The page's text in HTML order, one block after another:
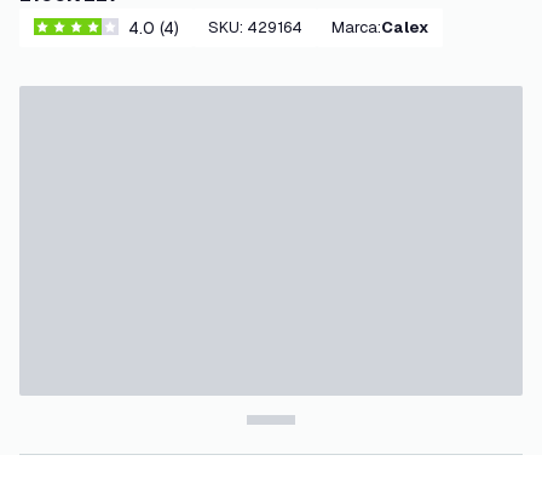
4 estrellas de puntuación
4.0 (4) SKU: 429164 Marca: Calex